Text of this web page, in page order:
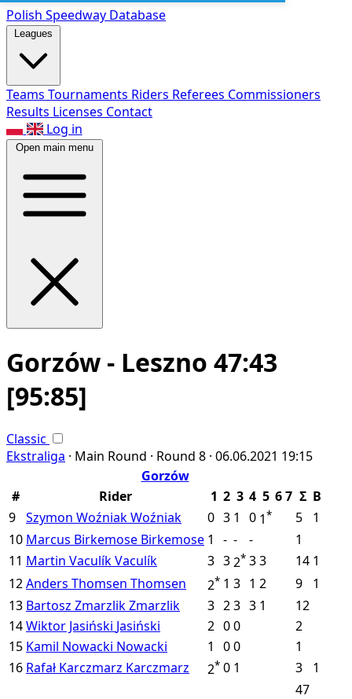
Polish Speedway Database
Leagues
Teams Tournaments Riders Referees Commissioners
Results Licenses Contact
Log in
Open main menu
Gorzów - Leszno 47:43
[95:85]
Classic
Ekstraliga · Main Round · Round 8 · 06.06.2021 19:15
Gorzów
#
Rider 1 2 3 4 5 67 Σ B
9 Szymon WoźniakWoźniak 0 3 1 0 1* 5
1
10 Marcus Birkemose Birkemose 1 - - -
1
11 Martin VaculíkVaculík 3 32* 33 14 1
12Anders Thomsen Thomsen 2* 1 3 1 2 9
1
13 Bartosz ZmarzlikZmarzlik 3 23 3 1
12
14Wiktor Jasiński Jasiński 2 00
2
15 Kamil Nowacki Nowacki 1 00
1
16 Rafał Karczmarz Karczmarz 2* 0 1 3
1
47